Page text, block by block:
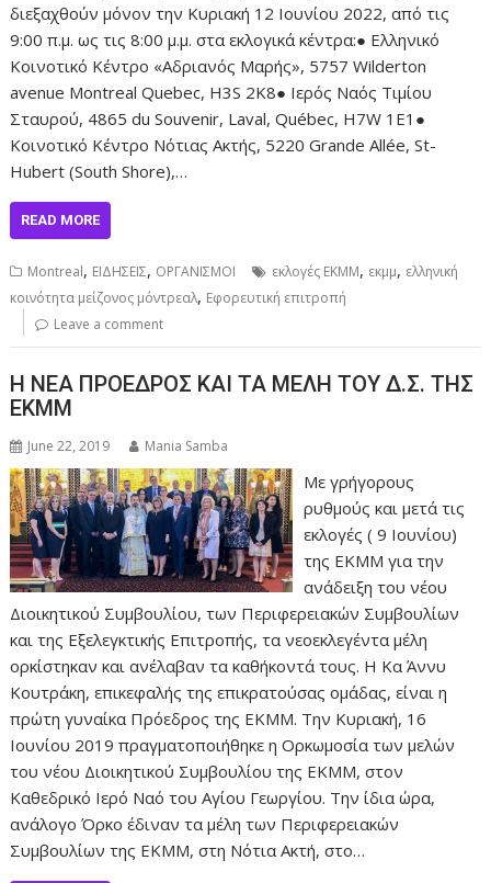
διεξαχθούν μόνον την Κυριακή 12 Ιουνίου 2022, από τις
9:00 π.μ. ως τις 8:00 μ.μ. στα εκλογικά κέντρα:● Ελληνικό
Κοινοτικό Κέντρο «Αδριανός Μαρής», 5757 Wilderton
avenue Montreal Quebec, H3S 2K8● Ιερός Ναός Τιμίου
Σταυρού, 4865 du Souvenir, Laval, Québec, H7W 1E1●
Κοινοτικό Κέντρο Νότιας Ακτής, 5220 Grande Allée, St-
Hubert (South Shore),…
READ MORE
Montreal, ΕΙΔΗΣΕΙΣ, ΟΡΓΑΝΙΣΜΟΙ εκλογές ΕΚΜΜ, εκμμ, ελληνική
κοινότητα μείζονος μόντρεαλ, Εφορευτική επιτροπή
Leave a comment
Η ΝΕΑ ΠΡΟΕΔΡΟΣ ΚΑΙ ΤΑ ΜΕΛΗ ΤΟΥ Δ.Σ. ΤΗΣ
ΕΚΜΜ
June 22, 2019 Mania Samba
Με γρήγορους
ρυθμούς και μετά τις
εκλογές ( 9 Ιουνίου)
της ΕΚΜΜ για την
ανάδειξη του νέου
Διοικητικού Συμβουλίου, των Περιφερειακών Συμβουλίων
και της Εξελεγκτικής Επιτροπής, τα νεοεκλεγέντα μέλη
ορκίστηκαν και ανέλαβαν τα καθήκοντά τους. Η Κα Άννυ
Κουτράκη, επικεφαλής της επικρατούσας ομάδας, είναι η
πρώτη γυναίκα Πρόεδρος της ΕΚΜΜ. Την Κυριακή, 16
Ιουνίου 2019 πραγματοποιήθηκε η Ορκωμοσία των μελών
του νέου Διοικητικού Συμβουλίου της ΕΚΜΜ, στον
Καθεδρικό Ιερό Ναό του Αγίου Γεωργίου. Την ίδια ώρα,
ανάλογο Όρκο έδιναν τα μέλη των Περιφερειακών
Συμβουλίων της ΕΚΜΜ, στη Νότια Ακτή, στο…